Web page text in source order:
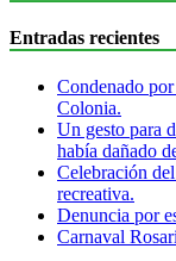
Entradas recientes
Condenado
Colonia.
Un gesto para
había dañado
Celebración
recreativa.
Denuncia por
Carnaval